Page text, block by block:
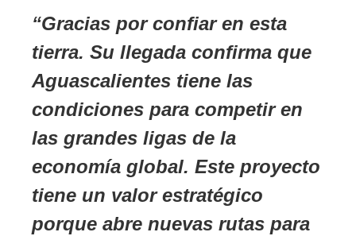
Gracias por confiar en esta
tierra. Su llegada confirma que
Aguascalientes tiene las
condiciones para competir en
las grandes ligas de la
economía global. Este proyecto
tiene un valor estratégico
porque abre nuevas rutas para